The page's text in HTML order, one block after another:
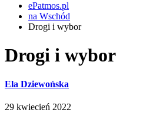
ePatmos.pl
na Wschód
Drogi i wybor
Drogi i wybor
Ela Dziewońska
29 kwiecień 2022